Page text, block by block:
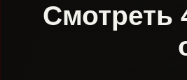
Смотреть